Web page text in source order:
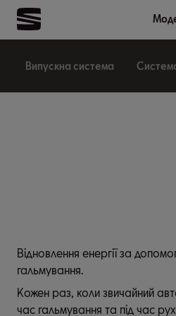
Випускна система
Відновлення енергії за
гальмування.
Кожен раз, коли звичайний
час гальмування та під час